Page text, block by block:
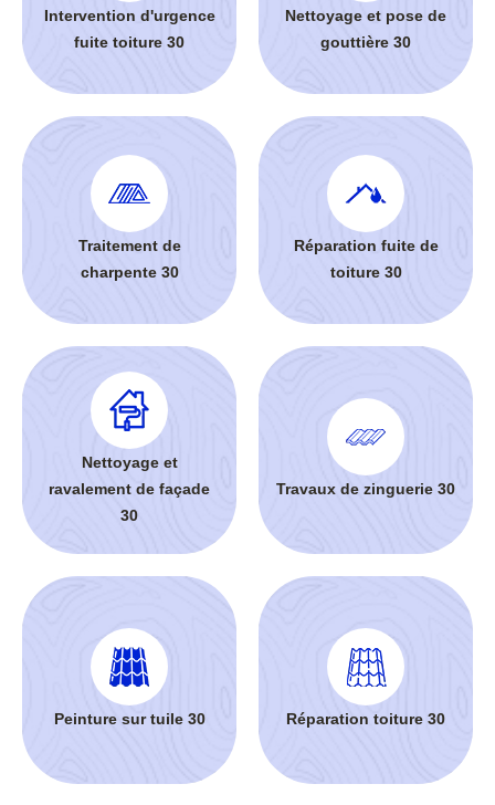
Intervention d'urgence
fuite toiture 30
Nettoyage et pose de
gouttière 30
Traitement de
charpente 30
Réparation fuite de
toiture 30
Nettoyage et
ravalement de façade
30
Travaux de zinguerie 30
Peinture sur tuile 30 Réparation toiture 30